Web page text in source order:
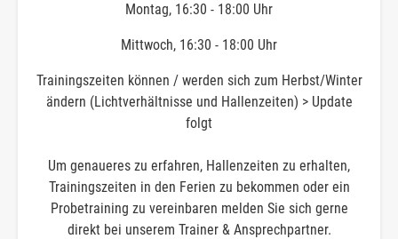
Montag, 16:30 - 18:00 Uhr
Mittwoch, 16:30 - 18:00 Uhr
Trainingszeiten können / werden sich zum Herbst/Winter
ändern (Lichtverhältnisse und Hallenzeiten) > Update
folgt
Um genaueres zu erfahren, Hallenzeiten zu erhalten,
Trainingszeiten in den Ferien zu bekommen oder ein
Probetraining zu vereinbaren melden Sie sich gerne
direkt bei unserem Trainer & Ansprechpartner.